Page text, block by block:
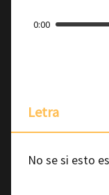
0:00
Letra
No se si esto